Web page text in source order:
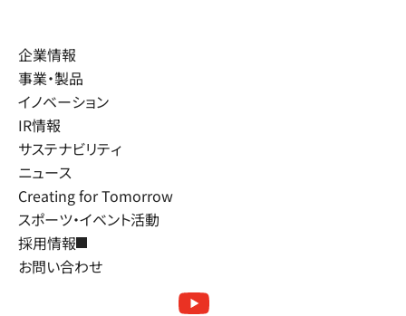
企業情報
事業・製品
イノベーション
IR情報
サステナビリティ
ニュース
Creating for Tomorrow
スポーツ・イベント活動
採用情報
お問い合わせ